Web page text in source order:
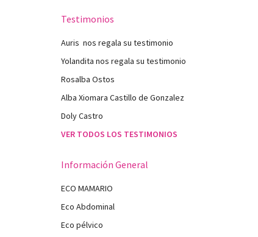
Testimonios
Auris nos regala su testimonio
Yolandita nos regala su testimonio
Rosalba Ostos
Alba Xiomara Castillo de Gonzalez
Doly Castro
VER TODOS LOS TESTIMONIOS
Información General
ECO MAMARIO
Eco Abdominal
Eco pélvico